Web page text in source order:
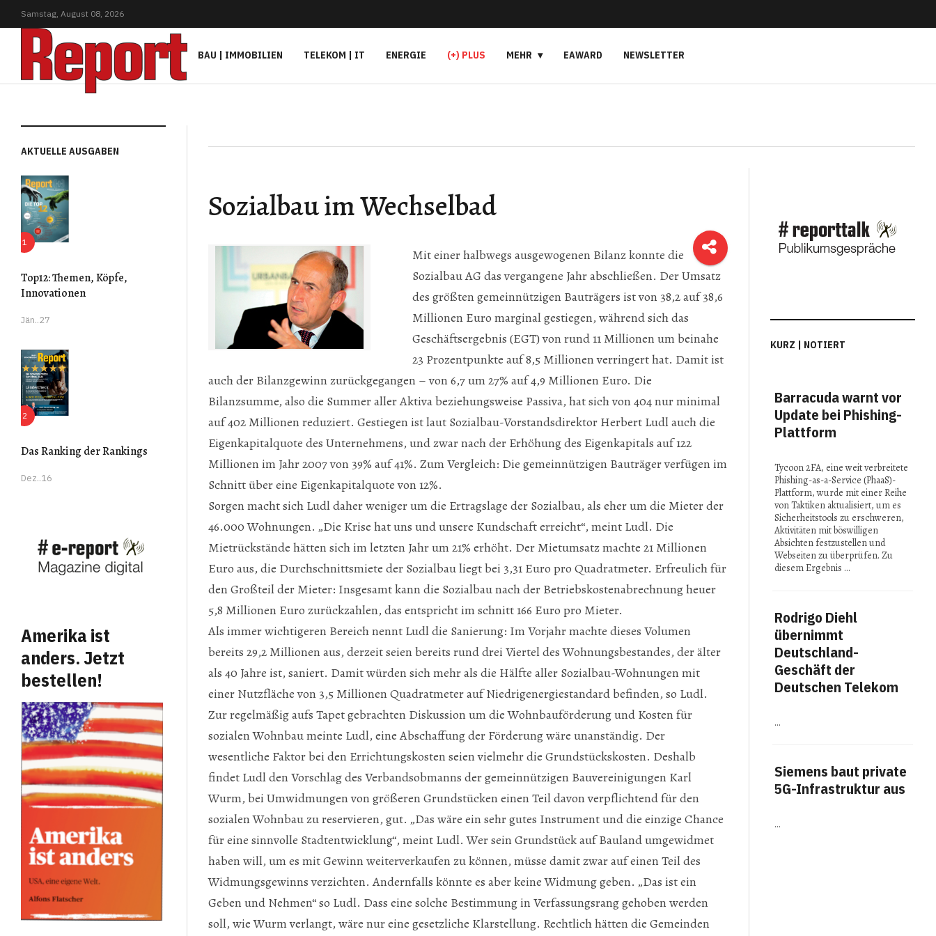
Samstag, August 08, 2026
BAU | IMMOBILIEN TELEKOM | IT ENERGIE (+) PLUS MEHR EAWARD NEWSLETTER
AKTUELLE AUSGABEN
Top12: Themen, Köpfe,
Innovationen
Jän..27
Das Ranking der Rankings
Dez..16
Amerika ist
anders. Jetzt
bestellen!
Sozialbau im Wechselbad
Mit einer halbwegs ausgewogenen Bilanz konnte die
Sozialbau AG das vergangene Jahr abschließen. Der Umsatz
des größten gemeinnützigen Bauträgers ist von 38,2 auf 38,6
Millionen Euro marginal gestiegen, während sich das
Geschäftsergebnis (EGT) von rund 11 Millionen um beinahe
23 Prozentpunkte auf 8,5 Millionen verringert hat. Damit ist
auch der Bilanzgewinn zurückgegangen – von 6,7 um 27% auf 4,9 Millionen Euro. Die
Bilanzsumme, also die Summer aller Aktiva beziehungsweise Passiva, hat sich von 404 nur minimal
auf 402 Millionen reduziert. Gestiegen ist laut Sozialbau-Vorstandsdirektor Herbert Ludl auch die
Eigenkapitalquote des Unternehmens, und zwar nach der Erhöhung des Eigenkapitals auf 122
Millionen im Jahr 2007 von 39% auf 41%. Zum Vergleich: Die gemeinnützigen Bauträger verfügen im
Schnitt über eine Eigenkapitalquote von 12%.
Sorgen macht sich Ludl daher weniger um die Ertragslage der Sozialbau, als eher um die Mieter der
46.000 Wohnungen. „Die Krise hat uns und unsere Kundschaft erreicht“, meint Ludl. Die
Mietrückstände hätten sich im letzten Jahr um 21% erhöht. Der Mietumsatz machte 21 Millionen
Euro aus, die Durchschnittsmiete der Sozialbau liegt bei 3,31 Euro pro Quadratmeter. Erfreulich für
den Großteil der Mieter: Insgesamt kann die Sozialbau nach der Betriebskostenabrechnung heuer
5,8 Millionen Euro zurückzahlen, das entspricht im schnitt 166 Euro pro Mieter.
Als immer wichtigeren Bereich nennt Ludl die Sanierung: Im Vorjahr machte dieses Volumen
bereits 29,2 Millionen aus, derzeit seien bereits rund drei Viertel des Wohnungsbestandes, der älter
als 40 Jahre ist, saniert. Damit würden sich mehr als die Hälfte aller Sozialbau-Wohnungen mit
einer Nutzfläche von 3,5 Millionen Quadratmeter auf Niedrigenergiestandard befinden, so Ludl.
Zur regelmäßig aufs Tapet gebrachten Diskussion um die Wohnbauförderung und Kosten für
sozialen Wohnbau meinte Ludl, eine Abschaffung der Förderung wäre unanständig. Der
wesentliche Faktor bei den Errichtungskosten seien vielmehr die Grundstückskosten. Deshalb
findet Ludl den Vorschlag des Verbandsobmanns der gemeinnützigen Bauvereinigungen Karl
Wurm, bei Umwidmungen von größeren Grundstücken einen Teil davon verpflichtend für den
sozialen Wohnbau zu reservieren, gut. „Das wäre ein sehr gutes Instrument und die einzige Chance
für eine sinnvolle Stadtentwicklung“, meint Ludl. Wer sein Grundstück auf Bauland umgewidmet
haben will, um es mit Gewinn weiterverkaufen zu können, müsse damit zwar auf einen Teil des
Widmungsgewinns verzichten. Andernfalls könnte es aber keine Widmung geben. „Das ist ein
Geben und Nehmen“ so Ludl. Dass eine solche Bestimmung in Verfassungsrang gehoben werden
soll, wie Wurm verlangt, wäre nur eine gesetzliche Klarstellung. Rechtlich hätten die Gemeinden
KURZ | NOTIERT
Barracuda warnt vor
Update bei Phishing-
Plattform
Tycoon 2FA, eine weit verbreitete
Phishing-as-a-Service (PhaaS)-
Plattform, wurde mit einer Reihe
von Taktiken aktualisiert, um es
Sicherheitstools zu erschweren,
Aktivitäten mit böswilligen
Absichten festzustellen und
Webseiten zu überprüfen. Zu
diesem Ergebnis …
Rodrigo Diehl
übernimmt
Deutschland-
Geschäft der
Deutschen Telekom
…
Siemens baut private
5G-Infrastruktur aus
…